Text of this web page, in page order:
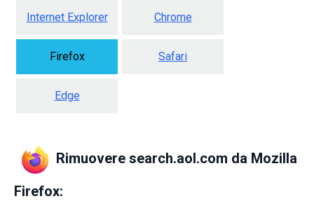
Internet Explorer Chrome
Firefox Safari
Edge
Rimuovere search.aol.com da Mozilla
Firefox: